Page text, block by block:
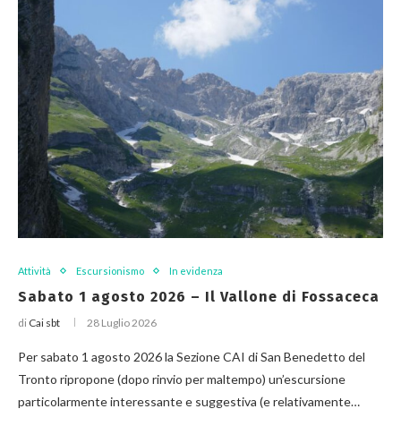
Attività Escursionismo In evidenza
Sabato 1 agosto 2026 – Il Vallone di Fossaceca
di Cai sbt 28 Luglio 2026
Per sabato 1 agosto 2026 la Sezione CAI di San Benedetto del
Tronto ripropone (dopo rinvio per maltempo) un’escursione
particolarmente interessante e suggestiva (e relativamente…